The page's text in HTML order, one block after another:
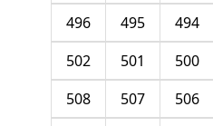
494
495
496
500
501
502
506
507
508